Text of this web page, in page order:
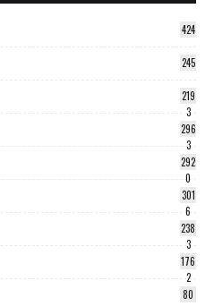
424
245
219
3
296
3
292
0
301
6
238
3
176
2
80